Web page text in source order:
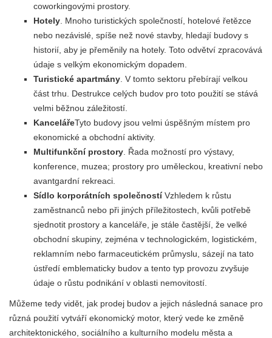
coworkingovými prostory.
Hotely . Mnoho turistických společností, hotelové řetězce
nebo nezávislé, spíše než nové stavby, hledají budovy s
historií, aby je přeměnily na hotely. Toto odvětví zpracovává
údaje s velkým ekonomickým dopadem.
Turistické apartmány . V tomto sektoru přebírají velkou
část trhu. Destrukce celých budov pro toto použití se stává
velmi běžnou záležitostí.
KancelářeTyto budovy jsou velmi úspěšným místem pro
ekonomické a obchodní aktivity.
Multifunkční prostory . Řada možností pro výstavy,
konference, muzea; prostory pro uměleckou, kreativní nebo
avantgardní rekreaci.
Sídlo korporátních společnostíVzhledem k růstu
zaměstnanců nebo při jiných příležitostech, kvůli potřebě
sjednotit prostory a kanceláře, je stále častější, že velké
obchodní skupiny, zejména v technologickém, logistickém,
reklamním nebo farmaceutickém průmyslu, sázejí na tato
ústředí emblematicky budov a tento typ provozu zvyšuje
údaje o růstu podnikání v oblasti nemovitostí.
Můžeme tedy vidět, jak prodej budov a jejich následná sanace pro
různá použití vytváří ekonomický motor, který vede ke změně
architektonického, sociálního a kulturního modelu města a